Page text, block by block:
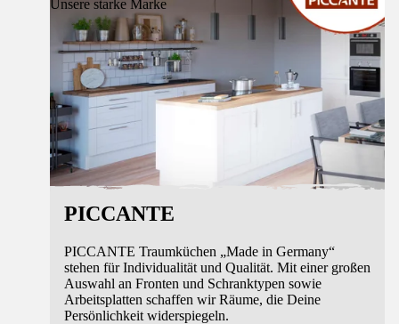
Unsere starke Marke
PICCANTE
PICCANTE Traumküchen „Made in Germany“
stehen für Individualität und Qualität. Mit einer großen
Auswahl an Fronten und Schranktypen sowie
Arbeitsplatten schaffen wir Räume, die Deine
Persönlichkeit widerspiegeln.